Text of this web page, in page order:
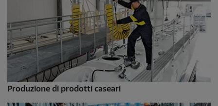
Produzione di prodotti caseari